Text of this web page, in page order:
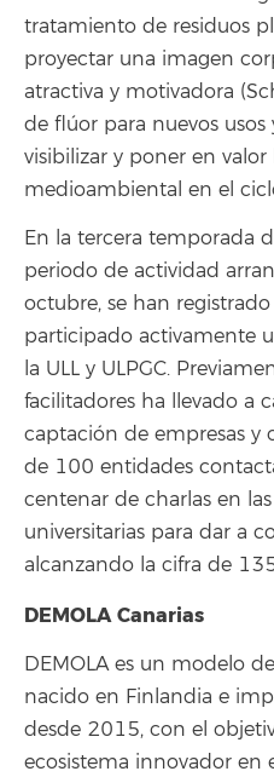
tratamiento de residuos
proyectar una imagen
atractiva y motivadora
de flúor para nuevos usos
visibilizar y poner en valor
medioambiental en el
En la tercera temporada
periodo de actividad
octubre, se han
participado activamente
la ULL y ULPGC.
facilitadores ha llevado a
captación de empresas y
de 100 entidades
centenar de charlas en
universitarias para dar a
alcanzando la cifra de
DEMOLA Canarias
DEMOLA es un modelo
nacido en Finlandia e
desde 2015, con el
ecosistema innovador en